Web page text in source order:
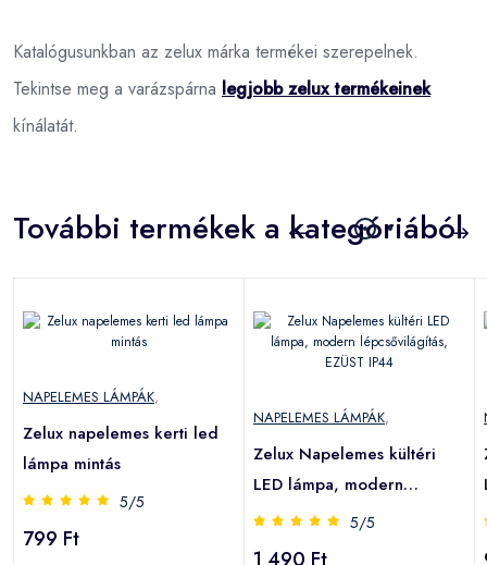
Katalógusunkban az zelux márka termékei szerepelnek.
Tekintse meg a varázspárna legjobb zelux termékeinek
kínálatát.
További termékek a kategóriából
NAPELEMES LÁMPÁK,
Zelux napelemes kerti led
lámpa mintás
5/5
799 Ft
NAPELEMES LÁMPÁK,
Zelux Napelemes kültéri
LED lámpa, modern
lépcsővilágítás, EZÜST IP44
5/5
1 490 Ft